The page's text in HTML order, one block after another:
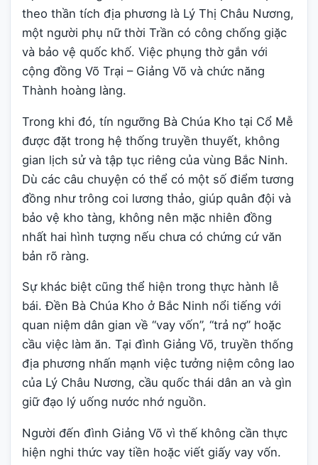
theo thần tích địa phương là Lý Thị Châu Nương,
một người phụ nữ thời Trần có công chống giặc
và bảo vệ quốc khố. Việc phụng thờ gắn với
cộng đồng Võ Trại – Giảng Võ và chức năng
Thành hoàng làng.
Trong khi đó, tín ngưỡng Bà Chúa Kho tại Cổ Mễ
được đặt trong hệ thống truyền thuyết, không
gian lịch sử và tập tục riêng của vùng Bắc Ninh.
Dù các câu chuyện có thể có một số điểm tương
đồng như trông coi lương thảo, giúp quân đội và
bảo vệ kho tàng, không nên mặc nhiên đồng
nhất hai hình tượng nếu chưa có chứng cứ văn
bản rõ ràng.
Sự khác biệt cũng thể hiện trong thực hành lễ
bái. Đền Bà Chúa Kho ở Bắc Ninh nổi tiếng với
quan niệm dân gian về “vay vốn”, “trả nợ” hoặc
cầu việc làm ăn. Tại đình Giảng Võ, truyền thống
địa phương nhấn mạnh việc tưởng niệm công lao
của Lý Châu Nương, cầu quốc thái dân an và gìn
giữ đạo lý uống nước nhớ nguồn.
Người đến đình Giảng Võ vì thế không cần thực
hiện nghi thức vay tiền hoặc viết giấy vay vốn.